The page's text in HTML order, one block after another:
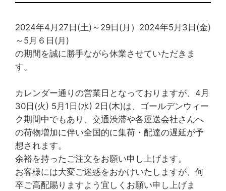
2024年4月27日(土)～29日(月）2024年5月3日(金)
～5月６日(月)
の期間を誠に勝手ながら休業させていただきま
す。
カレンダー通りの営業日となっておりますが、4月
30日(火) 5月1日(水) 2日(木)は、ゴールデンウィー
ク期間中でもあり、交通渋滞や各運送会社さんへ
の荷物増加に伴い全国的に集荷・配達の遅延が予
想されます。
余裕を持ったご注文をお願い申し上げます。
お客様には大変ご迷惑をおかけいたしますが、何
卒ご高配賜りますよう宜しくお願い申し上げま